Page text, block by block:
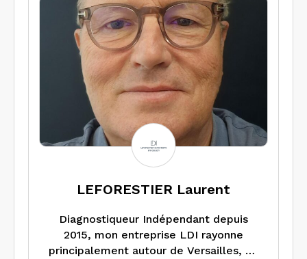
Je travaille en compléments avec
quelques professionnels du Diags
selon les domaines avec mention
LEFORESTIER Laurent
Diagnostiqueur Indépendant depuis
2015, mon entreprise LDI rayonne
principalement autour de Versailles, de